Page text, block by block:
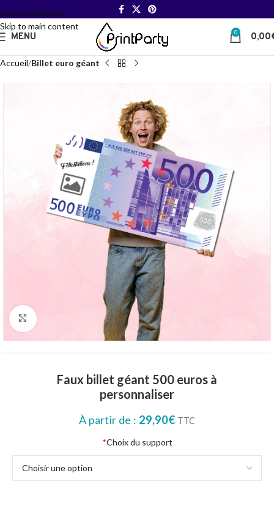
Skip to navigation
Skip to main content
MENU 0 0,00
Accueil Billet euro géant
Click to enlarge
Faux billet géant 500 euros à
personnaliser
À partir de : 29,90€ TTC
*Choix du support